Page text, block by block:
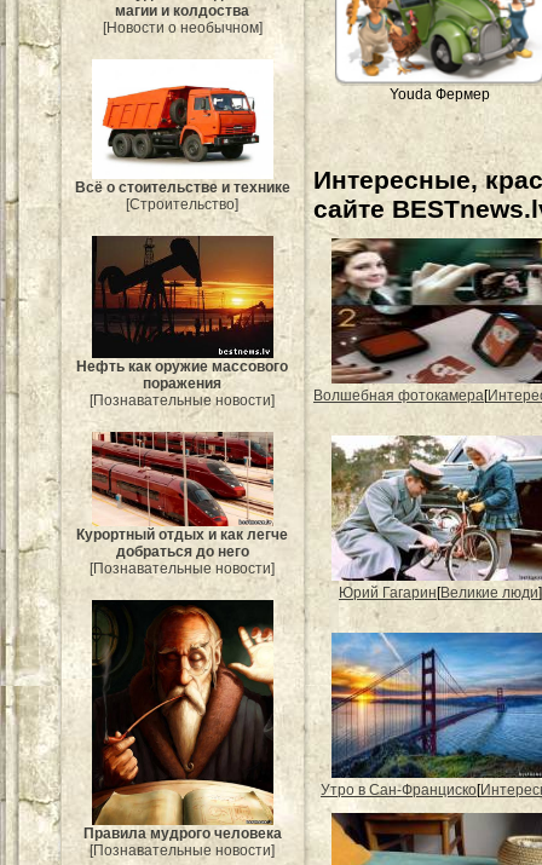
магии и колдоства
[Новости о необычном]
Всё о стоительстве и технике
[Строительство]
Нефть как оружие массового
поражения
[Познавательные новости]
Курортный отдых и как легче
добраться до него
[Познавательные новости]
Правила мудрого человека
[Познавательные новости]
Youda Фермер
Интересные,
сайте
Волшебная фотокамера[
Юрий Гагарин [Великие люди]
Утро в Сан-Франциско[